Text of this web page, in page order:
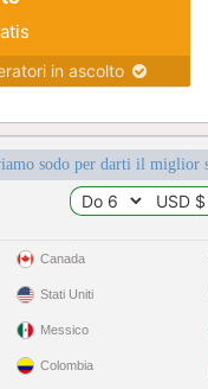
in ascolto
sodo per darti il miglior
Canada
Stati Uniti
Messico
Colombia